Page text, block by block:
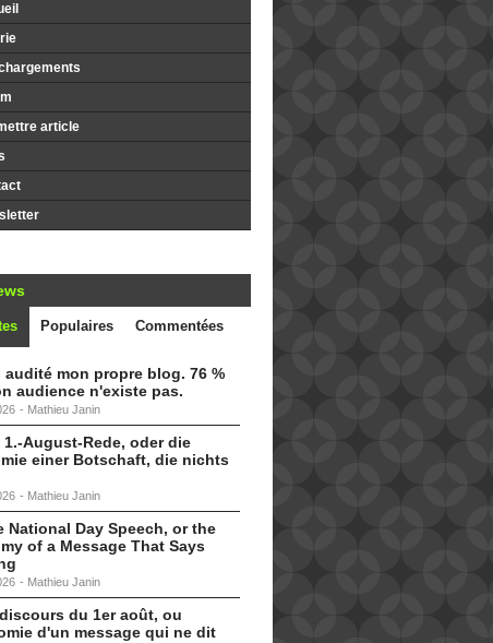
article
Populaires Commentées
audité mon propre blog. 76 %
audience n'existe pas.
- Mathieu Janin
1.-August-Rede, oder die
einer Botschaft, die nichts
- Mathieu Janin
National Day Speech, or the
of a Message That Says
- Mathieu Janin
du 1er août, ou
d'un message qui ne dit